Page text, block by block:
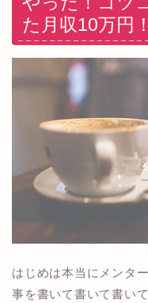
た月収10万円
はじめは本当にメンタ
事を書いて書いて書い